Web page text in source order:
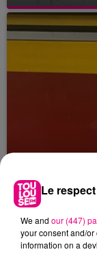
Le
We and our (447)
your consent and/
information on a